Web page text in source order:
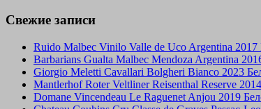
Свежие записи
Ruido Malbec Vinilo Valle de Uco Argentina
Barbarians Gualta Malbec Mendoza Argentina
Giorgio Meletti Cavallari Bolgheri Bianco 2023
Mantlerhof Roter Veltliner Reisenthal Reserve
Domane Vincendeau Le Raguenet Anjou 2019